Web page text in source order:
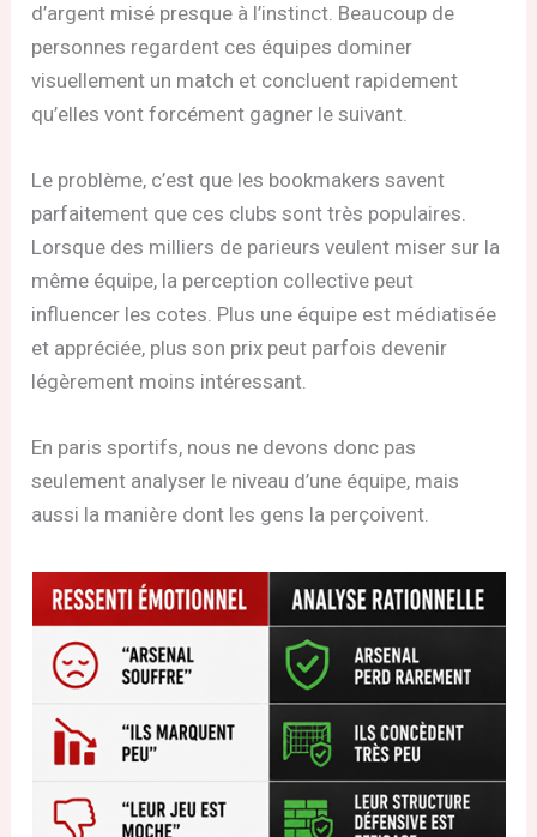
d’argent misé presque à l’instinct. Beaucoup de
personnes regardent ces équipes dominer
visuellement un match et concluent rapidement
qu’elles vont forcément gagner le suivant.
Le problème, c’est que les bookmakers savent
parfaitement que ces clubs sont très populaires.
Lorsque des milliers de parieurs veulent miser sur la
même équipe, la perception collective peut
influencer les cotes. Plus une équipe est médiatisée
et appréciée, plus son prix peut parfois devenir
légèrement moins intéressant.
En paris sportifs, nous ne devons donc pas
seulement analyser le niveau d’une équipe, mais
aussi la manière dont les gens la perçoivent.